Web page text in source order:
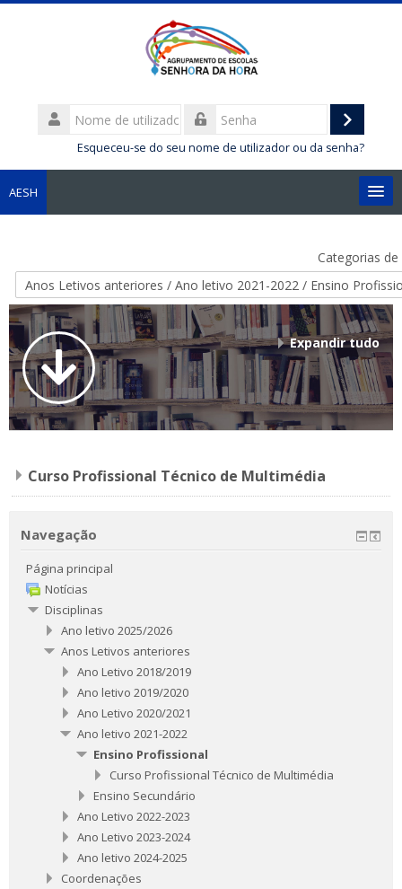
Nome
de
utilizador
Entrar
Esqueceu-se do seu nome de utilizador ou da senha?
AESH
Pesquisar
disciplinas
Categorias de
Expandir tudo
Curso Profissional Técnico de Multimédia
Navegação
Página principal
Notícias
Disciplinas
Ano letivo 2025/2026
Anos Letivos anteriores
Ano Letivo 2018/2019
Ano letivo 2019/2020
Ano Letivo 2020/2021
Ano letivo 2021-2022
Ensino Profissional
Curso Profissional Técnico de Multimédia
Ensino Secundário
Ano Letivo 2022-2023
Ano Letivo 2023-2024
Ano letivo 2024-2025
Coordenações